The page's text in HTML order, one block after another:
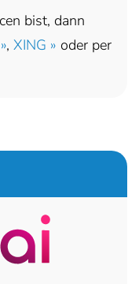
bist, dann
, XING » oder per